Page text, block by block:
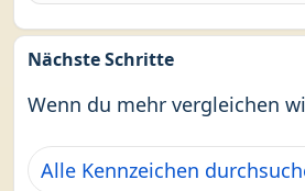
Nächste Schritte
Wenn du mehr vergleichen
Alle Kennzeichen